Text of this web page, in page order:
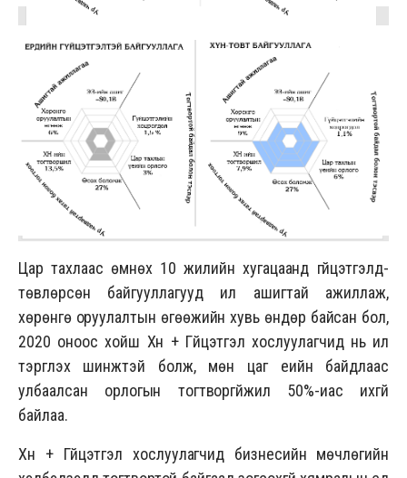
Цар тахлаас өмнөх 10 жилийн хугацаанд гүйцэтгэлд-
төвлөрсөн байгууллагууд илүү ашигтай ажиллаж,
хөрөнгө оруулалтын өгөөжийн хувь өндөр байсан бол,
2020 оноос хойш Хүн + Гүйцэтгэл хослуулагчид нь илүү
тэргүүлэх шинжтэй болж, мөн цаг үеийн байдлаас
улбаалсан орлогын тогтворгүйжил 50%-иас ихгүй
байлаа.
Хүн + Гүйцэтгэл хослуулагчид бизнесийн мөчлөгийн